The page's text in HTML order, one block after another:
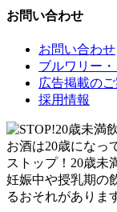
お問い合わせ
お問い合わせ
ブルワリー
広告掲載の
採用情報
お酒は20歳になっ
ストップ！20歳未
妊娠中や授乳期の
るおそれがありま